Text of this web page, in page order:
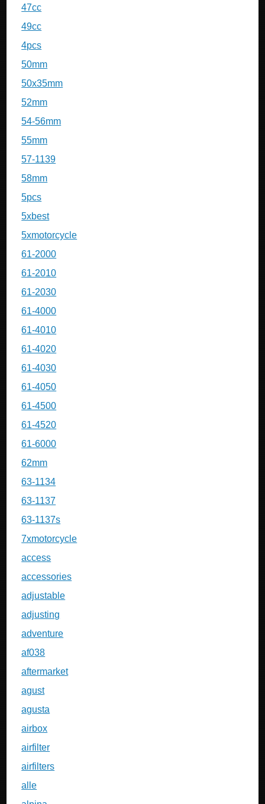
47cc
49cc
4pcs
50mm
50x35mm
52mm
54-56mm
55mm
57-1139
58mm
5pcs
5xbest
5xmotorcycle
61-2000
61-2010
61-2030
61-4000
61-4010
61-4020
61-4030
61-4050
61-4500
61-4520
61-6000
62mm
63-1134
63-1137
63-1137s
7xmotorcycle
access
accessories
adjustable
adjusting
adventure
af038
aftermarket
agust
agusta
airbox
airfilter
airfilters
alle